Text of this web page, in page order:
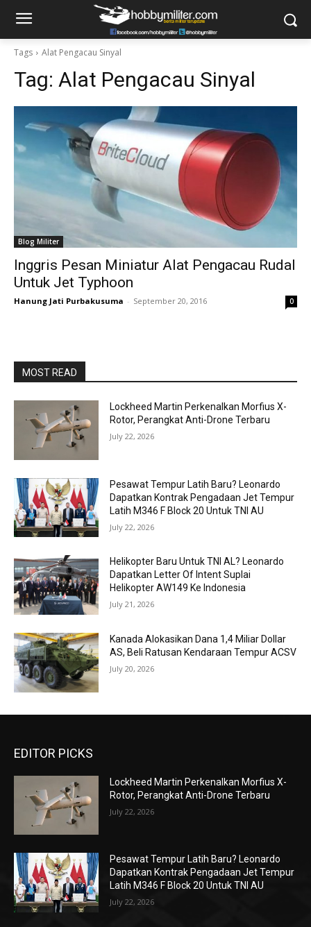
Tags Alat Pengacau Sinyal
Tag: Alat Pengacau Sinyal
Blog Militer
Inggris Pesan Miniatur Alat Pengacau Rudal
Untuk Jet Typhoon
Hanung Jati Purbakusuma - September 20, 2016 0
MOST READ
Lockheed Martin Perkenalkan Morfius X-
Rotor, Perangkat Anti-Drone Terbaru
July 22, 2026
Pesawat Tempur Latih Baru? Leonardo
Dapatkan Kontrak Pengadaan Jet Tempur
Latih M346 F Block 20 Untuk TNI AU
July 22, 2026
Helikopter Baru Untuk TNI AL? Leonardo
Dapatkan Letter Of Intent Suplai
Helikopter AW149 Ke Indonesia
July 21, 2026
Kanada Alokasikan Dana 1,4 Miliar Dollar
AS, Beli Ratusan Kendaraan Tempur ACSV
July 20, 2026
EDITOR PICKS
Lockheed Martin Perkenalkan Morfius X-
Rotor, Perangkat Anti-Drone Terbaru
July 22, 2026
Pesawat Tempur Latih Baru? Leonardo
Dapatkan Kontrak Pengadaan Jet Tempur
Latih M346 F Block 20 Untuk TNI AU
July 22, 2026